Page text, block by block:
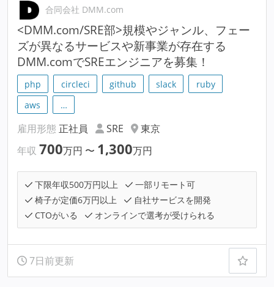
合同会社 DMM.com
<DMM.com/SRE部>規模やジャンル、フェー
ズが異なるサービスや新事業が存在する
DMM.comでSREエンジニアを募集！
php circleci github slack
ruby
aws
…
雇用形態 正社員 SRE
東京
年収 700万円 〜 1,300万円
下限年収500万円以上
一部リモート可
椅子が定価6万円以上
自社サービスを開発
CTOがいる
オンラインで選考が受けられる
7日前更新